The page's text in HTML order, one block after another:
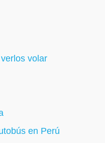
volar
en Perú